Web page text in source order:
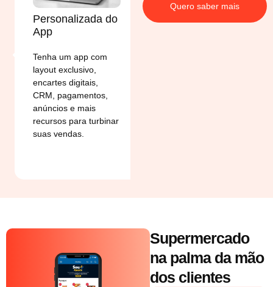
Quero saber mais
Personalizada do
App
Tenha um app com
layout exclusivo,
encartes digitais,
CRM, pagamentos,
anúncios e mais
recursos para turbinar
suas vendas.
Supermercado
na palma da mão
dos clientes